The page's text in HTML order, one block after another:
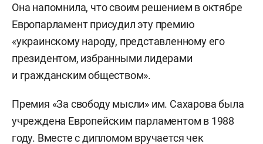
Она напомнила, что своим решением в октябре
Европарламент присудил эту премию
«украинскому народу, представленному его
президентом, избранными лидерами
и гражданским обществом».
Премия «За свободу мысли» им. Сахарова была
учреждена Европейским парламентом в 1988
году. Вместе с дипломом вручается чек